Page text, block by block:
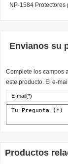
NP-1584 Protectores
Envianos su
Complete los campos
este producto. El e-
Productos